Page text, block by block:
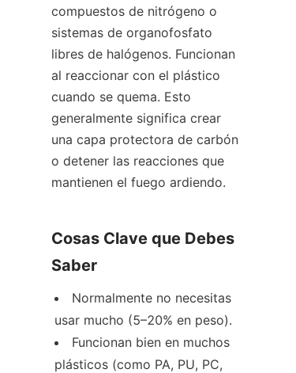
compuestos de nitrógeno o
sistemas de organofosfato
libres de halógenos. Funcionan
al reaccionar con el plástico
cuando se quema. Esto
generalmente significa crear
una capa protectora de carbón
o detener las reacciones que
mantienen el fuego ardiendo.
Cosas Clave que Debes
Saber
Normalmente no necesitas
usar mucho (5–20% en peso).
Funcionan bien en muchos
plásticos (como PA, PU, PC,